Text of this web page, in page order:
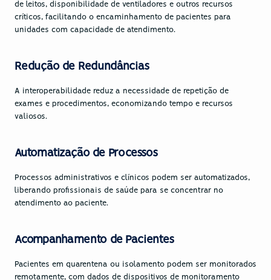
de leitos, disponibilidade de ventiladores e outros recursos
críticos, facilitando o encaminhamento de pacientes para
unidades com capacidade de atendimento.
Redução de Redundâncias
A interoperabilidade reduz a necessidade de repetição de
exames e procedimentos, economizando tempo e recursos
valiosos.
Automatização de Processos
Processos administrativos e clínicos podem ser automatizados,
liberando profissionais de saúde para se concentrar no
atendimento ao paciente.
Acompanhamento de Pacientes
Pacientes em quarentena ou isolamento podem ser monitorados
remotamente, com dados de dispositivos de monitoramento